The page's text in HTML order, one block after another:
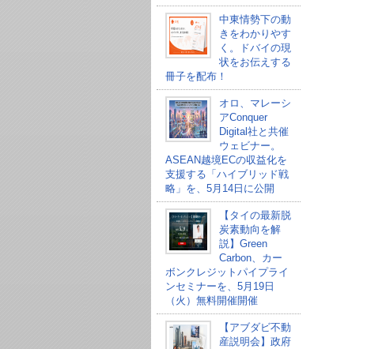
中東情勢下の動
きをわかりやす
く。ドバイの現
状をお伝えする
冊子を配布！
オロ、マレーシ
アConquer
Digital社と共催
ウェビナー。
ASEAN越境ECの収益化を
支援する「ハイブリッド戦
略」を、5月14日に公開
【タイの最新脱
炭素動向を解
説】Green
Carbon、カー
ボンクレジットパイプライ
ンセミナーを、5月19日
（火）無料開催開催
【アブダビ不動
産説明会】政府